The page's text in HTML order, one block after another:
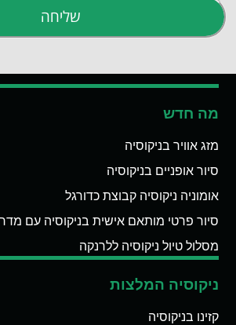
שליחה
מה חדש
מזג אוויר בניקוסיה
סיור אופניים בניקוסיה
אומוניה ניקוסיה קבוצת כדורגל
סיור פרטי מותאם אישית בניקוסיה עם
מסלול טיול ניקוסיה ללרנקה
ניקוסיה המלצות
קזינו בניקוסיה